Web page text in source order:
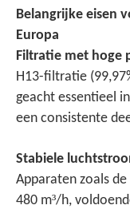
Belangrijke eisen
Europa
Filtratie met hoge
H13-filtratie
geacht essentieel
een consistente
Stabiele
Apparaten zoals
480 m³/h,